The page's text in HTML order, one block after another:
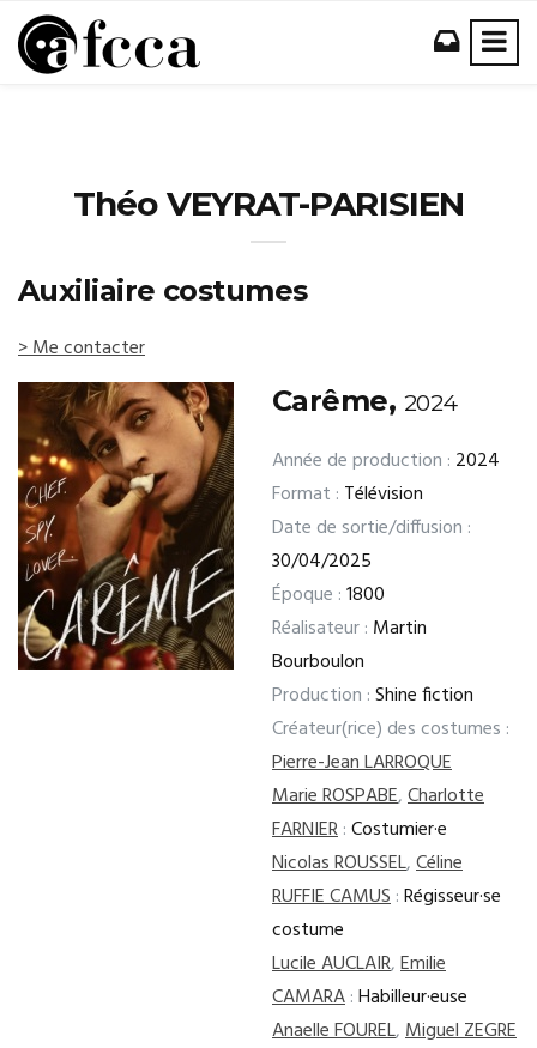
Théo VEYRAT-PARISIEN
Auxiliaire costumes
> Me contacter
Carême, 2024
Année de production : 2024
Format : Télévision
Date de sortie/diffusion :
30/04/2025
Époque :1800
Réalisateur : Martin
Bourboulon
Production :Shine fiction
Créateur(rice) des costumes :
Pierre-Jean LARROQUE
Marie ROSPABE,Charlotte
FARNIER:Costumier·e
Nicolas ROUSSEL,Céline
RUFFIE CAMUS:Régisseur·se
costume
Lucile AUCLAIR,Emilie
CAMARA:Habilleur·euse
Anaelle FOUREL,Miguel ZEGRE